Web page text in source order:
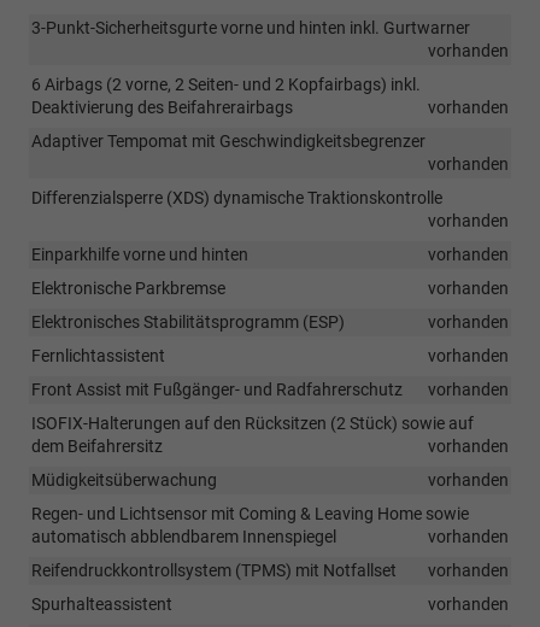
3-Punkt-Sicherheitsgurte vorne und hinten inkl. Gurtwarner
vorhanden
6 Airbags (2 vorne, 2 Seiten- und 2 Kopfairbags) inkl.
Deaktivierung des Beifahrerairbags
vorhanden
Adaptiver Tempomat mit Geschwindigkeitsbegrenzer
vorhanden
Differenzialsperre (XDS) dynamische Traktionskontrolle
vorhanden
Einparkhilfe vorne und hinten
vorhanden
Elektronische Parkbremse
vorhanden
Elektronisches Stabilitätsprogramm (ESP)
vorhanden
Fernlichtassistent
vorhanden
Front Assist mit Fußgänger- und Radfahrerschutz
vorhanden
ISOFIX-Halterungen auf den Rücksitzen (2 Stück) sowie auf
dem Beifahrersitz
vorhanden
Müdigkeitsüberwachung
vorhanden
Regen- und Lichtsensor mit Coming & Leaving Home sowie
automatisch abblendbarem Innenspiegel
vorhanden
Reifendruckkontrollsystem (TPMS) mit Notfallset
vorhanden
Spurhalteassistent
vorhanden